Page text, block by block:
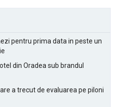
pentru prima data in peste un
din Oradea sub brandul
a trecut de evaluarea pe piloni